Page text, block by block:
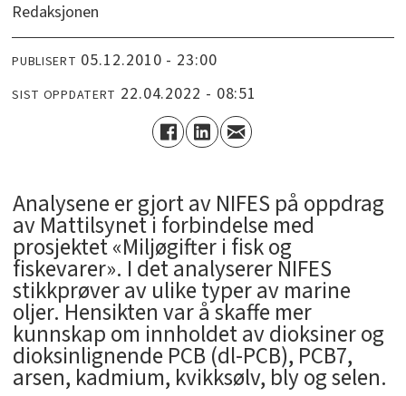
Redaksjonen
PUBLISERT 05.12.2010 - 23:00
SIST OPPDATERT 22.04.2022 - 08:51
Analysene er gjort av NIFES på oppdrag
av Mattilsynet i forbindelse med
prosjektet «Miljøgifter i fisk og
fiskevarer». I det analyserer NIFES
stikkprøver av ulike typer av marine
oljer. Hensikten var å skaffe mer
kunnskap om innholdet av dioksiner og
dioksinlignende PCB (dl-PCB), PCB7,
arsen, kadmium, kvikksølv, bly og selen.